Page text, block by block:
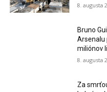
8. augusta
Bruno
Arsenalu
miliónov
8. augusta
Za